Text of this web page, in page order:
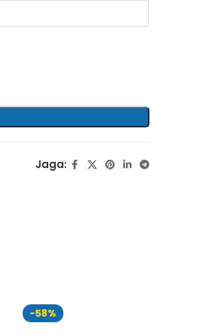
Jaga:
-58%